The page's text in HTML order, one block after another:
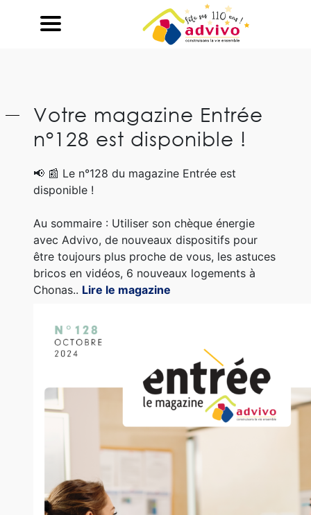
Votre magazine Entrée
n°128 est disponible !
📢 📰 Le n°128 du magazine Entrée est
disponible !
Au sommaire : Utiliser son chèque énergie
avec Advivo, de nouveaux dispositifs pour
être toujours plus proche de vous, les astuces
bricos en vidéos, 6 nouveaux logements à
Chonas.. Lire le magazine